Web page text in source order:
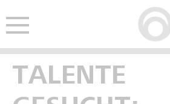
öffnen
Freie Ausbildungsplätze
Freie Stellen
Studentisches Praktikum
Hauptmenü öffnen
TALENTE